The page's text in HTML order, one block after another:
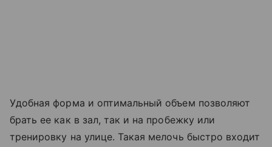
Удобная форма и оптимальный объем позволяют
брать ее как в зал, так и на пробежку или
тренировку на улице. Такая мелочь быстро входит